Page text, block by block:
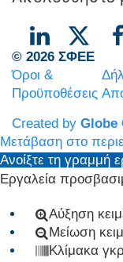
© 2026 ΣΦΕΕ
Όροι &
Προϋποθέσεις
Created by Globe
Μετάβαση στο
Ανοίξτε τη γραμμή
Εργαλεία
Αύξηση
Μείωση
Κλίμακα